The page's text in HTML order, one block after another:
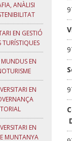
ANÀLISI
EN GESTIÓ
TURÍSTIQUES
MUNDUS EN
EN
EN
MUNTANYA